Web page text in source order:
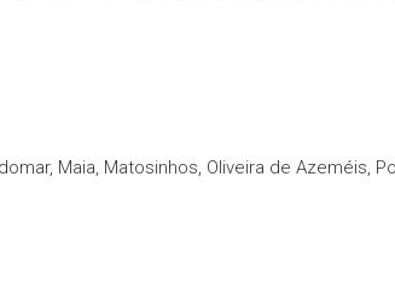
Maia, Matosinhos, Oliveira de Azeméis,